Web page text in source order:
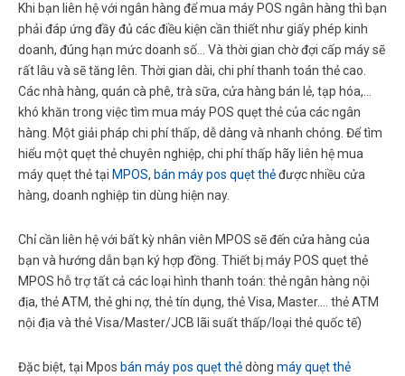
Khi bạn liên hệ với ngân hàng để mua máy POS ngân hàng thì bạn
phải đáp ứng đầy đủ các điều kiện cần thiết như giấy phép kinh
doanh, đúng hạn mức doanh số… Và thời gian chờ đợi cấp máy sẽ
rất lâu và sẽ tăng lên. Thời gian dài, chi phí thanh toán thẻ cao.
Các nhà hàng, quán cà phê, trà sữa, cửa hàng bán lẻ, tạp hóa,…
khó khăn trong việc tìm mua máy POS quẹt thẻ của các ngân
hàng. Một giải pháp chi phí thấp, dễ dàng và nhanh chóng. Để tìm
hiểu một quẹt thẻ chuyên nghiệp, chi phí thấp hãy liên hệ mua
máy quẹt thẻ tại MPOS, bán máy pos quẹt thẻđược nhiều cửa
hàng, doanh nghiệp tin dùng hiện nay.
Chỉ cần liên hệ với bất kỳ nhân viên MPOS sẽ đến cửa hàng của
bạn và hướng dẫn bạn ký hợp đồng. Thiết bị máy POS quẹt thẻ
MPOS hỗ trợ tất cả các loại hình thanh toán: thẻ ngân hàng nội
địa, thẻ ATM, thẻ ghi nợ, thẻ tín dụng, thẻ Visa, Master…. thẻ ATM
nội địa và thẻ Visa/Master/JCB lãi suất thấp/loại thẻ quốc tế)
Đặc biệt, tại Mpos bán máy pos quẹt thẻdòng máy quẹt thẻ